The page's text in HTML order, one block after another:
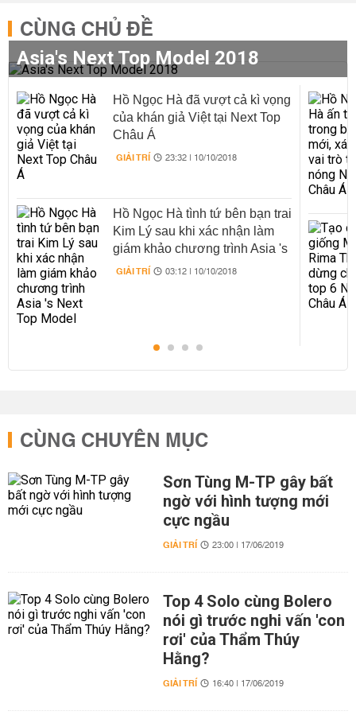
CÙNG CHỦ ĐỀ
Asia's Next Top Model 2018
Hồ Ngọc Hà đã vượt cả kì vọng
của khán giả Việt tại Next Top
Châu Á
GIẢI TRÍ 23:32 | 10/10/2018
Hồ Ngọc Hà tình tứ bên bạn trai
Kim Lý sau khi xác nhận làm
giám khảo chương trình Asia 's
Next Top Model
GIẢI TRÍ 03:12 | 10/10/2018
CÙNG CHUYÊN MỤC
Sơn Tùng M-TP gây bất
ngờ với hình tượng mới
cực ngầu
GIẢI TRÍ 23:00 | 17/06/2019
Top 4 Solo cùng Bolero
nói gì trước nghi vấn 'con
rơi' của Thẩm Thúy
Hằng?
GIẢI TRÍ 16:40 | 17/06/2019